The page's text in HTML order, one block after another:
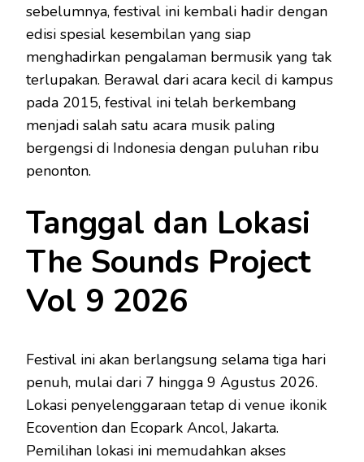
sebelumnya, festival ini kembali hadir dengan
edisi spesial kesembilan yang siap
menghadirkan pengalaman bermusik yang tak
terlupakan. Berawal dari acara kecil di kampus
pada 2015, festival ini telah berkembang
menjadi salah satu acara musik paling
bergengsi di Indonesia dengan puluhan ribu
penonton.
Tanggal dan Lokasi
The Sounds Project
Vol 9 2026
Festival ini akan berlangsung selama tiga hari
penuh, mulai dari 7 hingga 9 Agustus 2026.
Lokasi penyelenggaraan tetap di venue ikonik
Ecovention dan Ecopark Ancol, Jakarta.
Pemilihan lokasi ini memudahkan akses